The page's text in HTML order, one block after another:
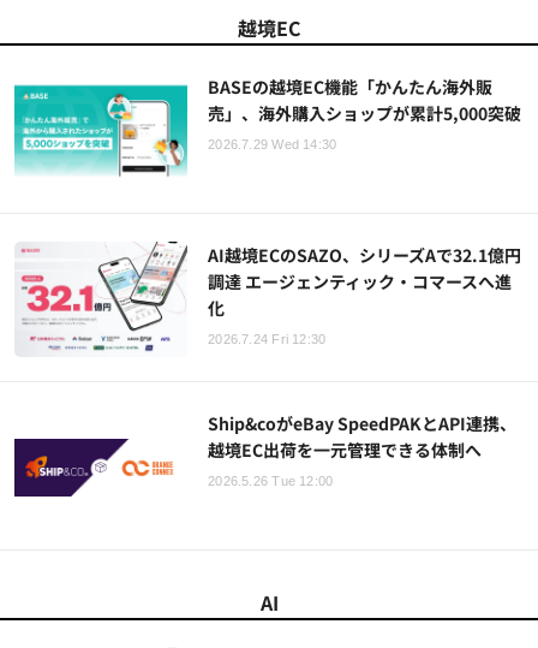
越境EC
BASEの越境EC機能「かんたん海外販
売」、海外購入ショップが累計5,000突破
2026.7.29 Wed 14:30
AI越境ECのSAZO、シリーズAで32.1億円
調達 エージェンティック・コマースへ進
化
2026.7.24 Fri 12:30
Ship&coがeBay SpeedPAKとAPI連携、
越境EC出荷を一元管理できる体制へ
2026.5.26 Tue 12:00
AI